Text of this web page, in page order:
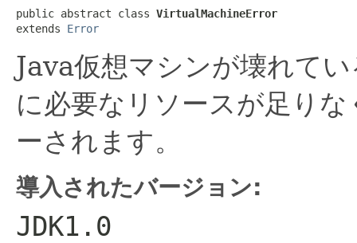
public abstract class VirtualMachineError
extends Error
Java仮想マシンが壊れて
に必要なリソースが足り
ーされます。
導入されたバージョン:
JDK1.0